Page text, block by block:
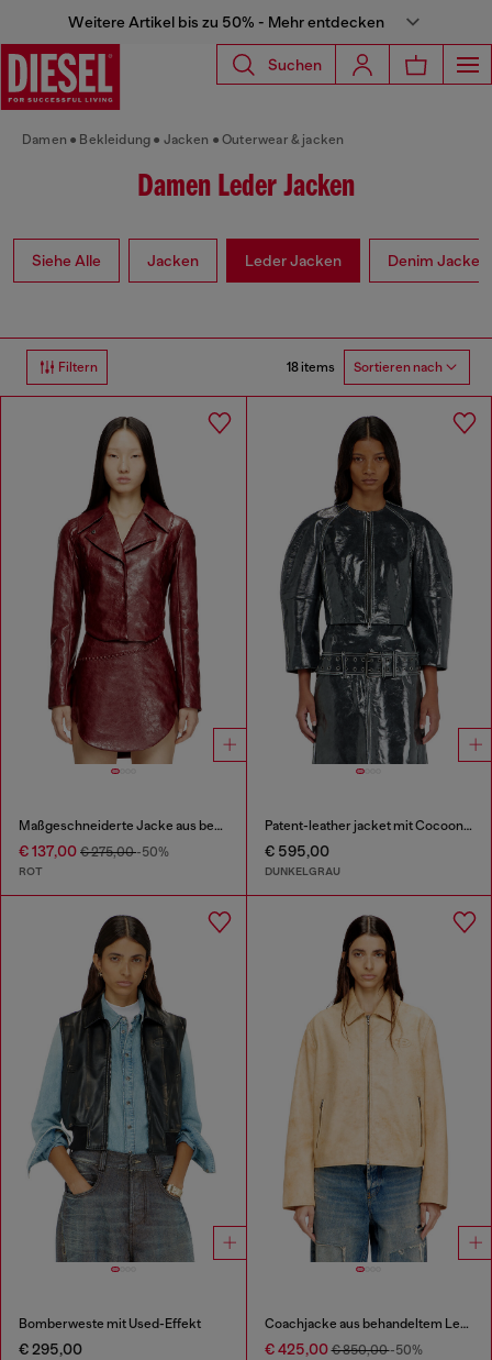
Weitere Artikel bis zu 50% - Mehr entdecken
Suchen
Damen Bekleidung Jacken Outerwear & jacken
Damen Leder Jacken
Siehe Alle Jacken Leder Jacken Denim Jacken
Filtern 18 items Sortieren nach
Maßgeschneiderte Jacke aus beschichtetem Stoff
€ 137,00 € 275,00-50%
ROT
Patent-leather jacket mit Cocoon-Ärmeln
€ 595,00
DUNKELGRAU
Bomberweste mit Used-Effekt
€ 295,00
Coachjacke aus behandeltem Leder
€ 425,00€ 850,00-50%